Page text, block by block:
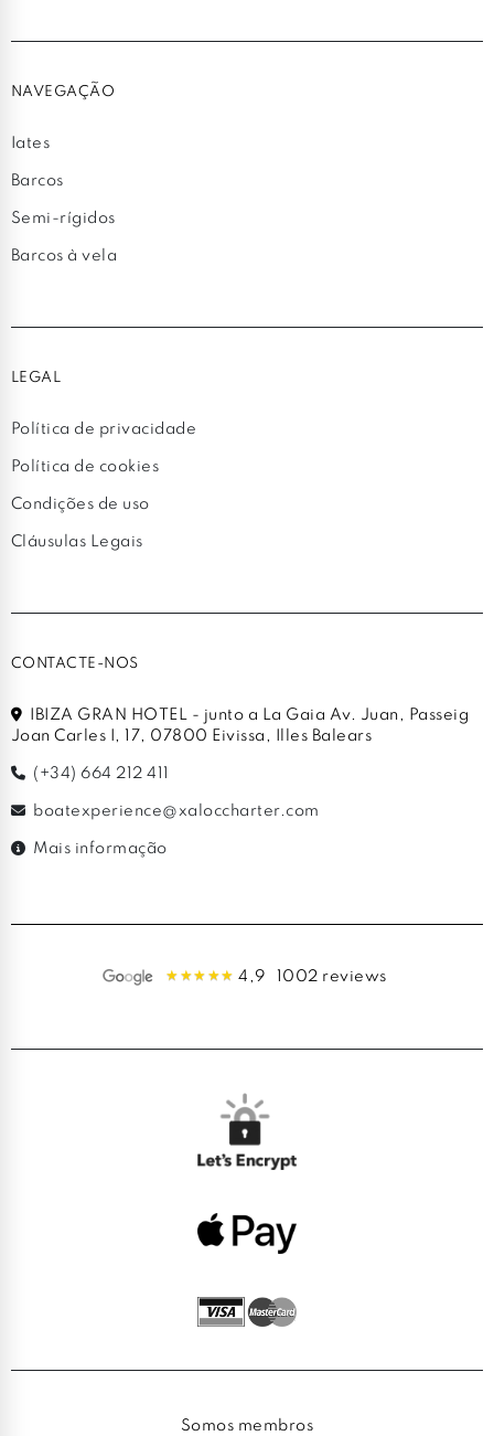
NAVEGAÇÃO
Iates
Barcos
Semi-rígidos
Barcos à vela
LEGAL
Política de privacidade
Política de cookies
Condições de uso
Cláusulas Legais
CONTACTE-NOS
IBIZA GRAN HOTEL - junto a La Gaia Av. Juan, Passeig
Joan Carles I, 17, 07800 Eivissa, Illes Balears
(+34) 664 212 411
boatexperience@xaloccharter.com
Mais informação
4,9 1002 reviews
Somos membros